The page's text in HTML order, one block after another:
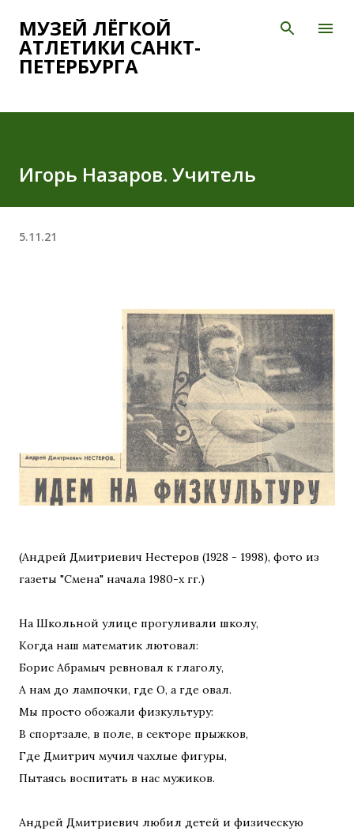
К основному контенту
МУЗЕЙ ЛЁГКОЙ
АТЛЕТИКИ САНКТ-
ПЕТЕРБУРГА
Игорь Назаров. Учитель
5.11.21
(Андрей Дмитриевич Нестеров (1928 - 1998), фото из
газеты "Смена" начала 1980-х гг.)
На Школьной улице прогуливали школу,
Когда наш математик лютовал:
Борис Абрамыч ревновал к глаголу,
А нам до лампочки, где О, а где овал.
Мы просто обожали физкультуру:
В спортзале, в поле, в секторе прыжков,
Где Дмитрич мучил чахлые фигуры,
Пытаясь воспитать в нас мужиков.
Андрей Дмитриевич любил детей и физическую